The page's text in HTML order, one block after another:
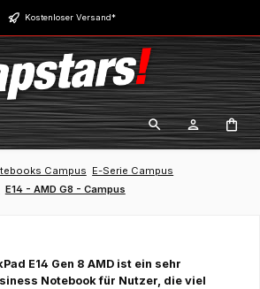
Kostenloser Versand*
Campus E-Serie Campus
E14 - AMD G8 - Campus
E14 Gen 8 AMD ist ein sehr
Notebook für Nutzer, die viel